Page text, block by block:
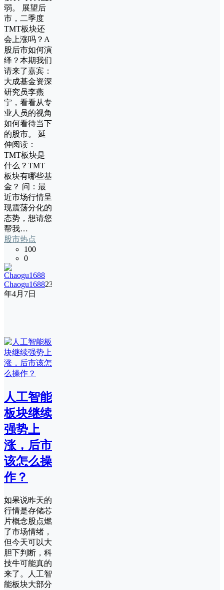
弱。 展望后
市，二季度
TMT板块还
会上涨吗？A
股后市如何演
绎？本期我们
请来了嘉宾：
大成基金资深
研究员李燕
宁，看看从专
业人员的视角
如何看待当下
的股市。 延
伸阅读：
TMT板块是
什么？TMT
板块有哪些基
金？ 问：最
近市场行情呈
现震荡分化的
态势，想请您
帮我…
股市热点
100
0
Chaogu168823
年4月7日
人工智能
板块继续
强势上
涨，后市
该怎么操
作？
如果说昨天的
行情是存储芯
片概念股点燃
了市场情绪，
但今天可以大
胆下判断，科
技牛可能真的
来了。人工智
能板块大部分